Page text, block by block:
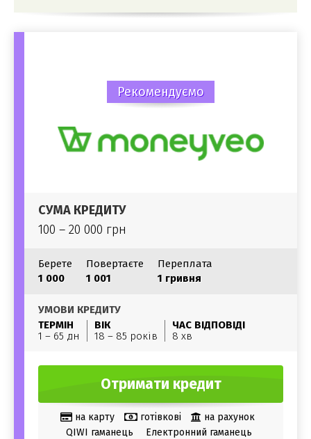
Рекомендуємо
СУМА КРЕДИТУ
100 – 20 000 грн
Берете
1 000
Повертаєте
1 001
Переплата
1 гривня
УМОВИ КРЕДИТУ
ТЕРМІН
1 – 65 дн
ВІК
18 – 85 років
ЧАС ВІДПОВІДІ
8 хв
Отримати кредит
на карту готівкові
на рахунок
QIWI гаманець
Електронний гаманець